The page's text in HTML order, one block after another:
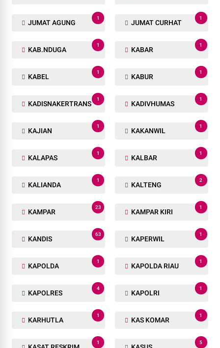
JUMAT AGUNG
1
JUMAT CURHAT
1
KAB.NDUGA
1
KABAR
1
KABEL
1
KABUR
1
KADISNAKERTRANS
1
KADIVHUMAS
1
KAJIAN
1
KAKANWIL
1
KALAPAS
1
KALBAR
1
KALIANDA
1
KALTENG
2
KAMPAR
23
KAMPAR KIRI
1
KANDIS
63
KAPERWIL
1
KAPOLDA
1
KAPOLDA RIAU
1
KAPOLRES
4
KAPOLRI
1
KARHUTLA
1
KAS KOMAR
1
1 5